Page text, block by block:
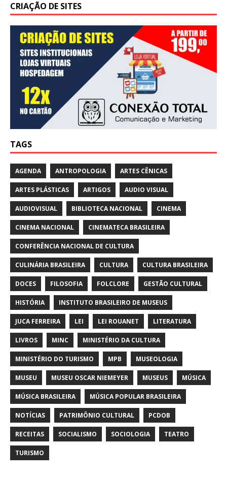
CRIAÇÃO DE SITES
TAGS
AGENDA ANTROPOLOGIA ARTES CÊNICAS
ARTES PLÁSTICAS ARTIGOS AUDIO VISUAL
AUDIOVISUAL BIBLIOTECA NACIONAL CINEMA
CINEMA NACIONAL CINEMATECA BRASILEIRA
CONFERÊNCIA NACIONAL DE CULTURA
CULINÁRIA BRASILEIRA CULTURA CULTURA BRASILEIRA
DOCES FILOSOFIA FOLCLORE GESTÃO CULTURAL
HISTÓRIA INSTITUTO BRASILEIRO DE MUSEUS
JUCA FERREIRA LEI LEI ROUANET LITERATURA
LIVROS MINC MINISTÉRIO DA CULTURA
MINISTÉRIO DO TURISMO MPB MUSEOLOGIA
MUSEU MUSEU OSCAR NIEMEYER MUSEUS MÚSICA
MÚSICA BRASILEIRA MÚSICA POPULAR BRASILEIRA
NOTÍCIAS PATRIMÔNIO CULTURAL PCDOB
RECEITAS SOCIALISMO SOCIOLOGIA TEATRO
TURISMO